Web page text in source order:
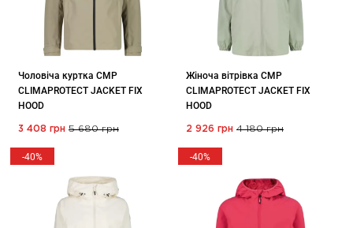
Чоловіча куртка CMP
CLIMAPROTECT JACKET FIX
HOOD
3 408 грн 5 680 грн
Жіноча вітрівка CMP
CLIMAPROTECT JACKET FIX
HOOD
2 926 грн 4 180 грн
-40% -40%